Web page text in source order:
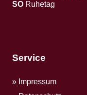
SO Ruhetag
Service
Impressum